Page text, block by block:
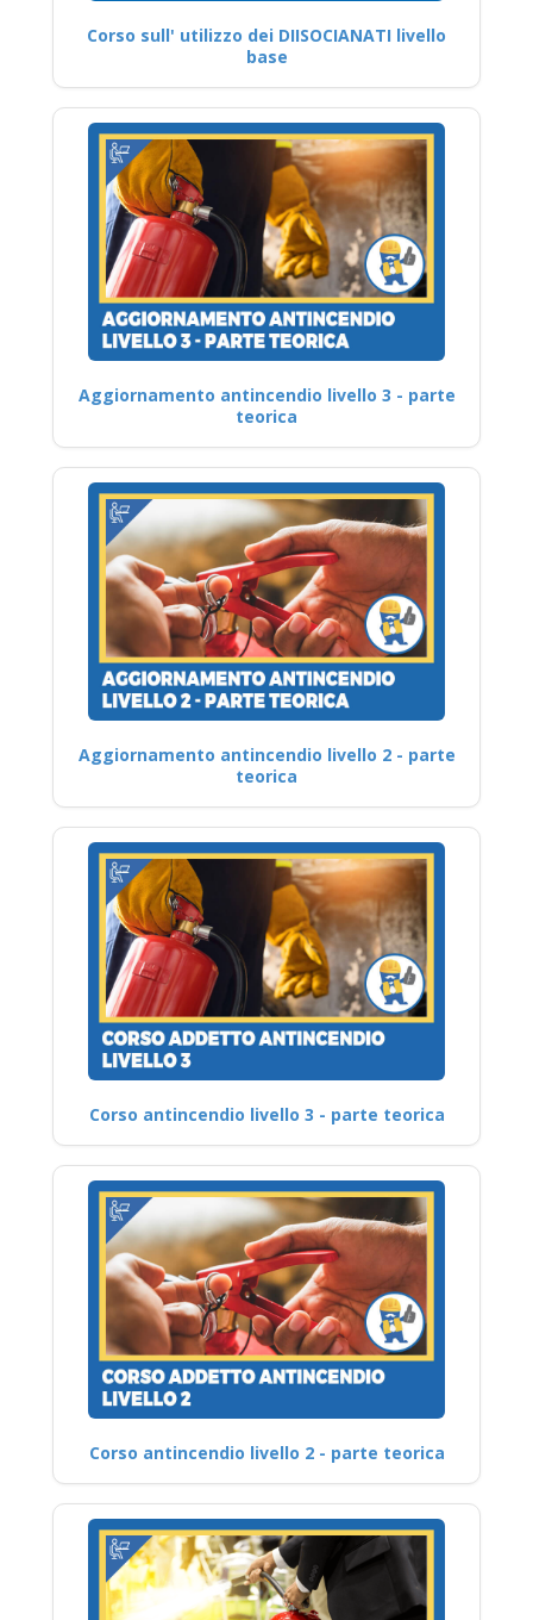
Corso sull' utilizzo dei DIISOCIANATI livello
base
Aggiornamento antincendio livello 3 - parte
teorica
Aggiornamento antincendio livello 2 - parte
teorica
Corso antincendio livello 3 - parte teorica
Corso antincendio livello 2 - parte teorica